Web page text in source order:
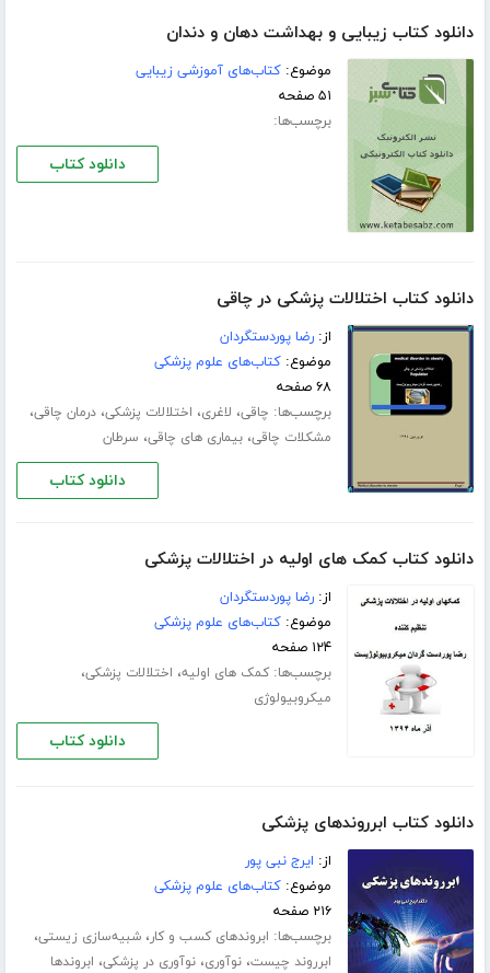
دانلود کتاب زیبایی و بهداشت دهان و دندان
موضوع:کتاب‌های آموزشی زیبایی
۵۱ صفحه
برچسب‌ها:
دانلود کتاب
دانلود کتاب اختلالات پزشکی در چاقی
از:رضا پوردستگردان
موضوع:کتاب‌های علوم پزشکی
۶۸ صفحه
برچسب‌ها: چاقی، لاغری، اختلالات پزشکی،درمان چاقی،
مشکلات چاقی،بیماری های چاقی، سرطان
دانلود کتاب
دانلود کتاب کمک های اولیه در اختلالات پزشکی
از:رضا پوردستگردان
موضوع:کتاب‌های علوم پزشکی
۱۲۴ صفحه
برچسب‌ها:کمک های اولیه، اختلالات پزشکی،
میکروبیولوژی
دانلود کتاب
دانلود کتاب ابرروندهای پزشکی
از: ایرج نبی پور
موضوع:کتاب‌های علوم پزشکی
۲۱۶ صفحه
برچسب‌ها: ابروندهای کسب و کار،شبیه‌سازی زیستی،
ابرروند چیست،نوآوری،نوآوری در پزشکی، ابروندها